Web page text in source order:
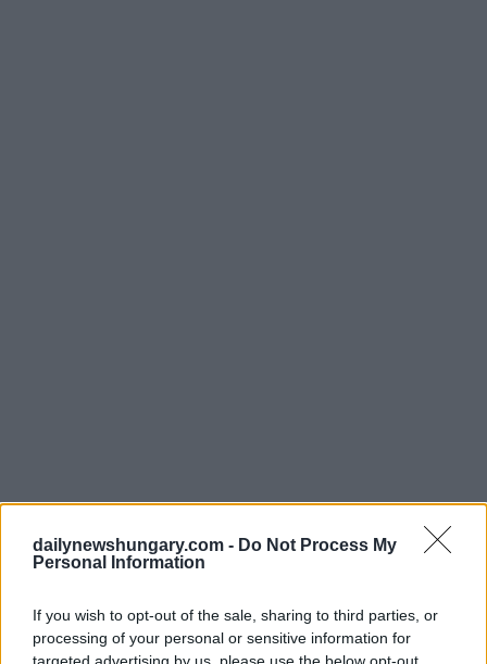
dailynewshungary.com - Do Not Process My
Personal Information
If you wish to opt-out of the sale, sharing to third parties, or
processing of your personal or sensitive information for